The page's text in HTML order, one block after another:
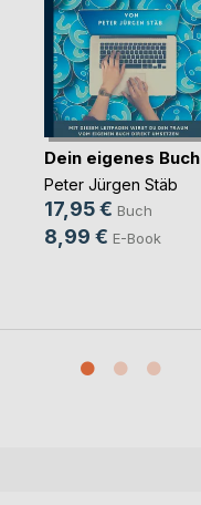
Dein eigenes Buch
Peter Jürgen Stäb
17,95 € Buch
8,99 € E-Book